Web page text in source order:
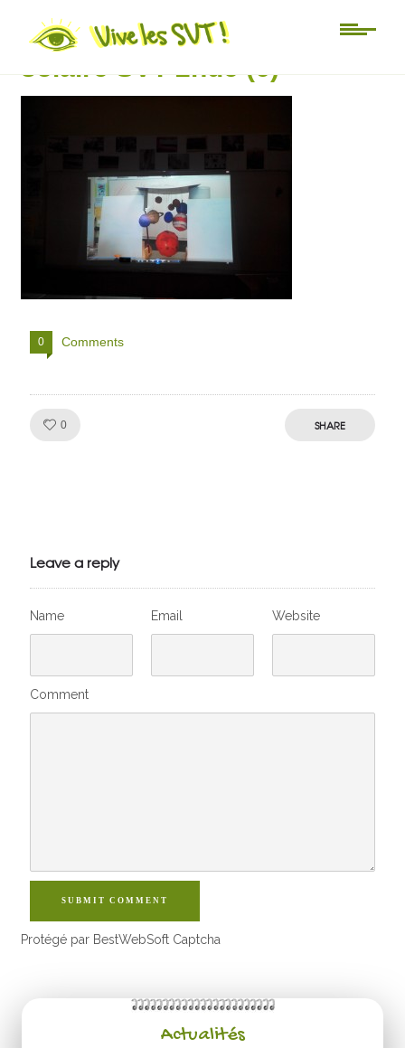
Modélisation du système
solaire SVT 2nde (6)
0 Comments
0 SHARE
Leave a reply
Name Email Website
Comment
SUBMIT COMMENT
Protégé par BestWebSoft Captcha
Actualités